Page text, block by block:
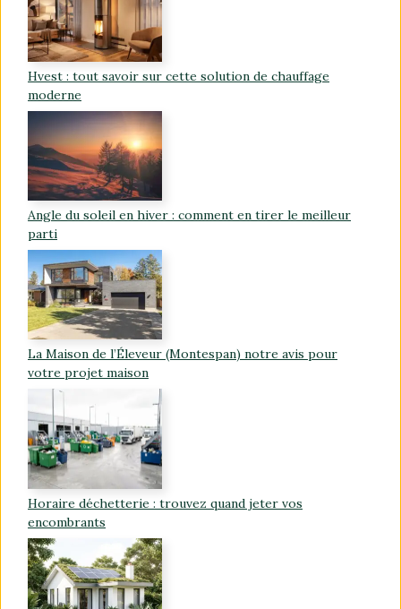
Hvest : tout savoir sur cette solution de chauffage
moderne
Angle du soleil en hiver : comment en tirer le meilleur
parti
La Maison de l’Éleveur (Montespan) notre avis pour
votre projet maison
Horaire déchetterie : trouvez quand jeter vos
encombrants